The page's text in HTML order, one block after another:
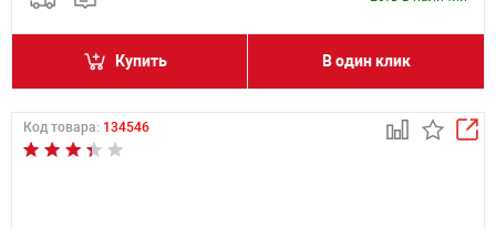
Купить В один клик
Код товара: 134546